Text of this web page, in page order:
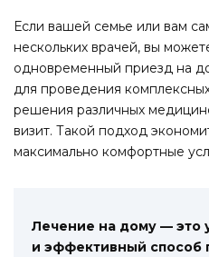
Если вашей семье или вам
нескольких врачей, вы
одновременный приезд на
для проведения
решения различных
визит. Такой подход
максимально комфортные
Лечение на дому — это
и эффективный способ